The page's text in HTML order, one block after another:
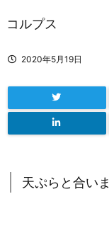
コルプス
2020年5月19日
天ぷらと合い